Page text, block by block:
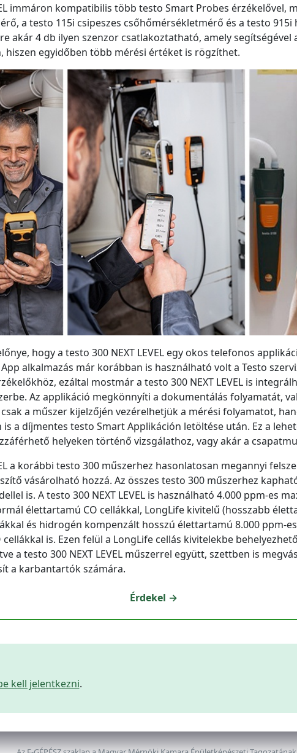
immáron kompatibilis több testo Smart Probes érzékelővel,
a testo 115i csipeszes csőhőmérsékletmérő és a testo
akár 4 db ilyen szenzor csatlakoztatható, amely segítségével
hiszen egyidőben több mérési értéket is rögzíthet.
hogy a testo 300 NEXT LEVEL egy okos telefonos
alkalmazás már korábban is használható volt a Testo
ezáltal mostmár a testo 300 NEXT LEVEL is
Az applikáció megkönnyíti a dokumentálás folyamatát,
a műszer kijelzőjén vezérelhetjük a mérési folyamatot,
a díjmentes testo Smart Applikáción letöltése után. Ez a
helyeken történő vizsgálathoz, vagy akár a
a korábbi testo 300 műszerhez hasonlatosan megannyi
vásárolható hozzá. Az összes testo 300 műszerhez
is. A testo 300 NEXT LEVEL is használható 4.000 ppm-es
élettartamú CO cellákkal, LongLife kivitelű (hosszabb
és hidrogén kompenzált hosszú élettartamú 8.000 ppm-
is. Ezen felül a LongLife cellás kivitelekbe
a testo 300 NEXT LEVEL műszerrel együtt, szettben is
a karbantartók számára.
Érdekel →
kell jelentkezni.